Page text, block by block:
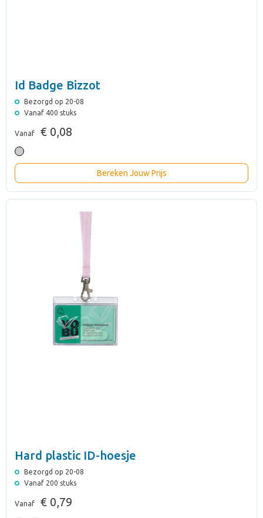
Id Badge Bizzot
Bezorgd op 20-08
Vanaf 400 stuks
Vanaf € 0,08
Bereken Jouw Prijs
Hard plastic ID-hoesje
Bezorgd op 20-08
Vanaf 200 stuks
Vanaf € 0,79